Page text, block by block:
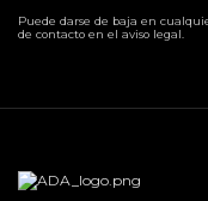
Puede darse de baja en
de contacto en el aviso legal.